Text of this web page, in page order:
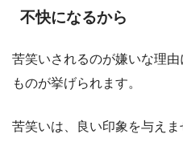
不快になるから
苦笑いされるのが嫌いな理
ものが挙げられます。
苦笑いは、良い印象を与えま